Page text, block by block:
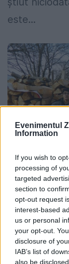
Evenimentul
Information
If you wish to
processing of
targeted
section to
opt-out request
interest-based
us or personal
your opt-out.
disclosure of
IAB’s list of
also be
este...
Cum au
Branul
21 MARTIE 2014
Pentru
Alexandru